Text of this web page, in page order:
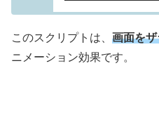
このスクリプトは、 画面を
ニメーション効果です。